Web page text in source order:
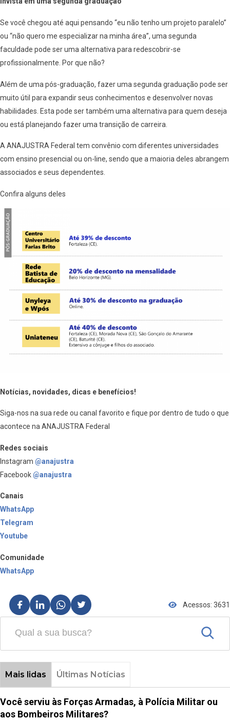
Se você chegou até aqui pensando “eu não tenho um projeto paralelo”
ou “não quero me especializar na minha área”, uma segunda
faculdade pode ser uma alternativa para redescobrir-se
profissionalmente. Por que não?
Além de uma pós-graduação, fazer uma segunda graduação pode ser
muito útil para expandir seus conhecimentos e desenvolver novas
habilidades. Esta pode ser também uma alternativa para quem deseja
ou está planejando fazer uma transição de carreira.
A ANAJUSTRA Federal tem convênio com diferentes universidades
com ensino presencial ou on-line, sendo que a maioria deles abrangem
associados e seus dependentes.
Confira alguns deles
Notícias, novidades, dicas e benefícios!
Siga-nos na sua rede ou canal favorito e fique por dentro de tudo o que
acontece na ANAJUSTRA Federal
Redes sociais
Instagram @anajustra
Facebook@anajustra
Canais
WhatsApp
Telegram
Youtube
Comunidade
WhatsApp
Acessos: 3631
Mais lidas Últimas Notícias
Você serviu às Forças Armadas, à Polícia Militar ou
aos Bombeiros Militares?